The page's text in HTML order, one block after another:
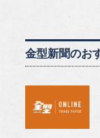
金型新聞のお